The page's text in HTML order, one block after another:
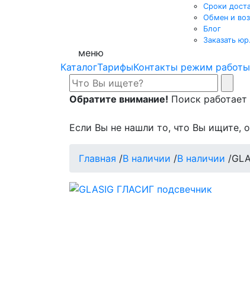
Сроки
Обмен и
Блог
Заказать
меню
КаталогТарифыКонтакты режим работы
Обратите внимание! Поиск
Если Вы не нашли то, что Вы ищите,
Главная /В наличии /В наличии /